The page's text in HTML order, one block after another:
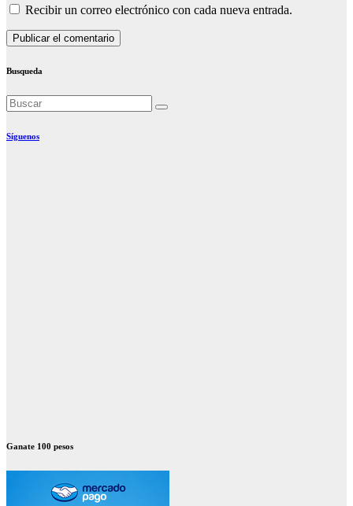
Recibir un correo electrónico con cada nueva entrada.
Busqueda
Síguenos
Ganate 100 pesos